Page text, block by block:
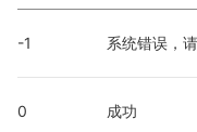
-1 系统错误，
0 成功